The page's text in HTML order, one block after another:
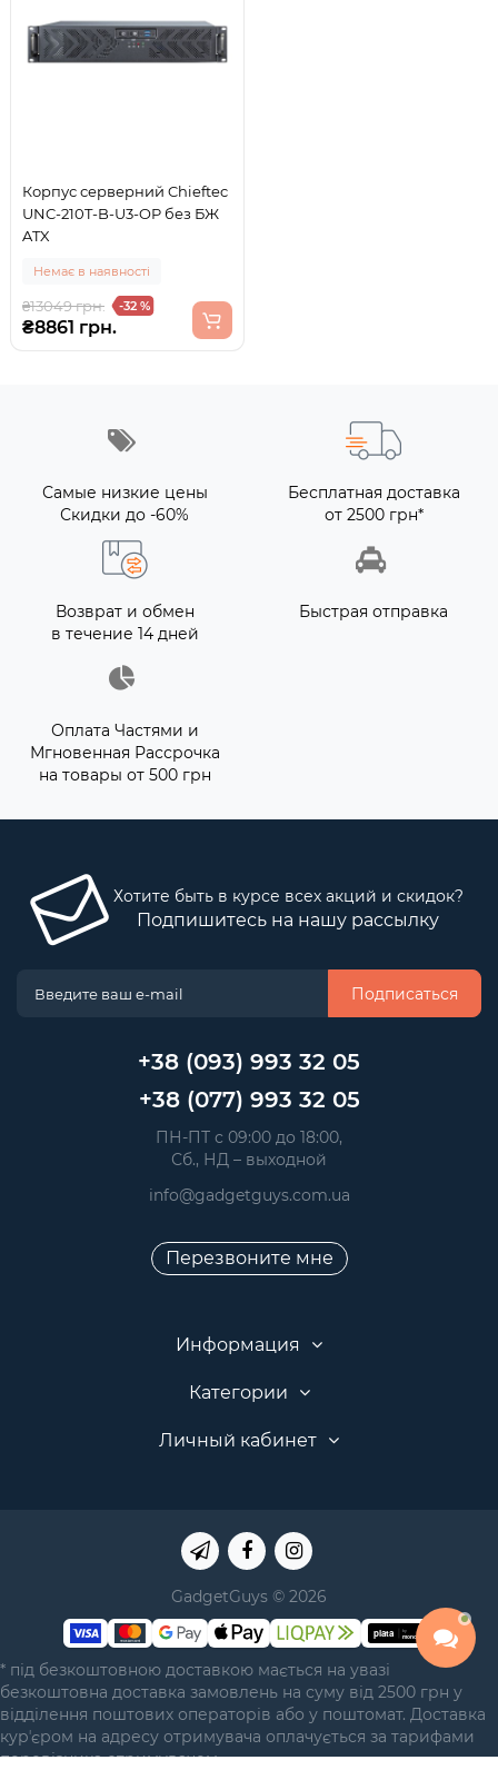
Корпус серверний Chieftec
UNC-210T-B-U3-OP без БЖ
ATX
Немає в наявності
₴13049 грн. -32 %
₴8861 грн.
Самые низкие цены
Скидки до -60%
Бесплатная доставка
от 2500 грн*
Возврат и обмен
в течение 14 дней
Быстрая отправка
Оплата Частями и
Мгновенная Рассрочка
на товары от 500 грн
Хотите быть в курсе всех акций и скидок?
Подпишитесь на нашу рассылку
Подписаться
+38 (093) 993 32 05
+38 (077) 993 32 05
ПН-ПТ с 09:00 до 18:00,
Сб., НД – выходной
info@gadgetguys.com.ua
Перезвоните мне
Информация
Категории
Личный кабинет
GadgetGuys © 2026
* під безкоштовною доставкою мається на увазі
безкоштовна доставка замовлень на суму від 2500 грн у
відділення поштових операторів або у поштомат. Доставка
курʼєром на адресу отримувача оплачується за тарифами
перевізника отримувачем.